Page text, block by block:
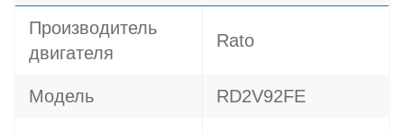
Производитель
двигателя
Rato
Модель RD2V92FE